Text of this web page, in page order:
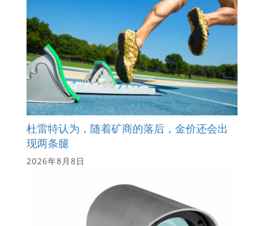
杜雷特认为，随着矿商的落后，金价还会出
现两条腿
2026年8月8日